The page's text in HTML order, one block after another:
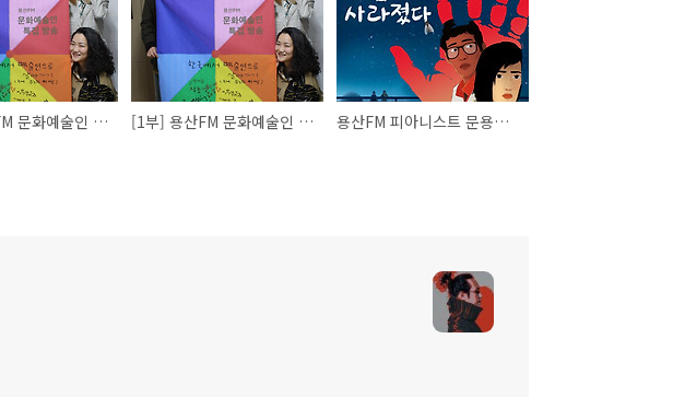
[2부] 용산FM 문화예술인 특집 방송 한국에서 예술인으로 살아가기 (부제: 분노의 이빨) [1부] 용산FM 문화예술인 특집 방송 “한국에서 예술인으로 살아가기” (부제: 분노의 이빨) 용산FM 피아니스트 문용의 다정한 영화음악 45회